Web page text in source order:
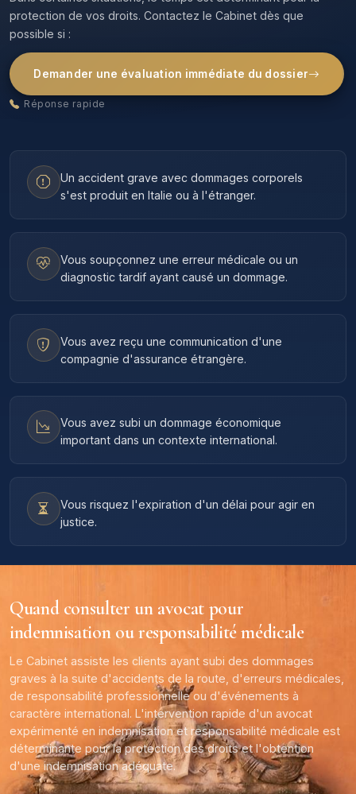
protection de vos droits. Contactez le Cabinet dès que
possible si :
Demander une évaluation immédiate du dossier
Réponse rapide
Un accident grave avec dommages corporels
s'est produit en Italie ou à l'étranger.
Vous soupçonnez une erreur médicale ou un
diagnostic tardif ayant causé un dommage.
Vous avez reçu une communication d'une
compagnie d'assurance étrangère.
Vous avez subi un dommage économique
important dans un contexte international.
Vous risquez l'expiration d'un délai pour agir en
justice.
Quand consulter un avocat pour
indemnisation ou responsabilité médicale
Le Cabinet assiste les clients ayant subi des dommages
graves à la suite d'accidents de la route, d'erreurs médicales,
de responsabilité professionnelle ou d'événements à
caractère international. L'intervention rapide d'un avocat
expérimenté en indemnisation et responsabilité médicale est
déterminante pour la protection des droits et l'obtention
d'une indemnisation adéquate.